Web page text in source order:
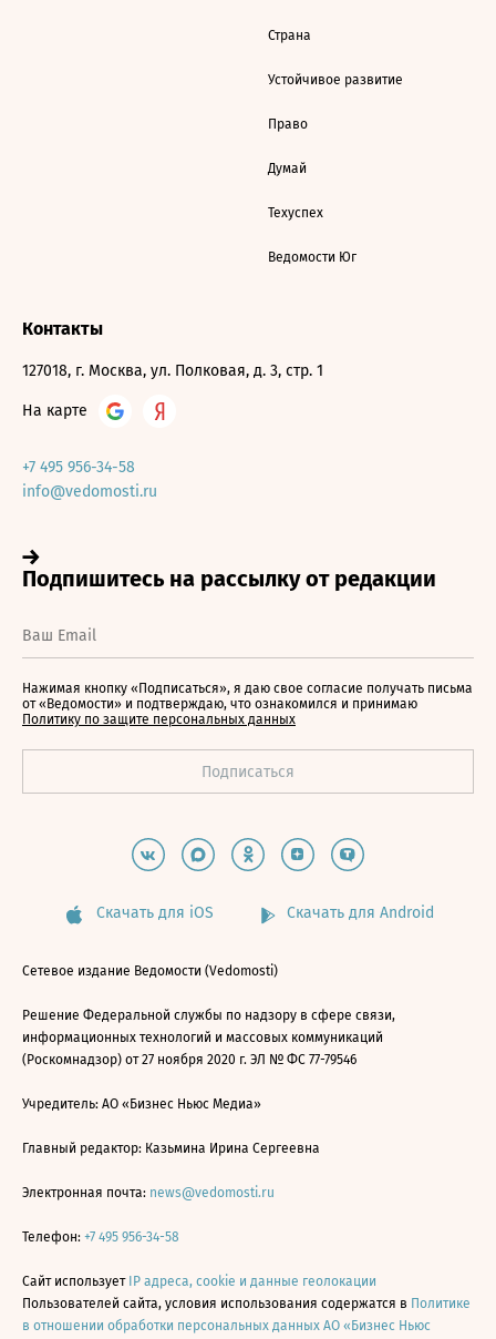
Страна
Устойчивое развитие
Право
Думай
Техуспех
Ведомости Юг
Контакты
127018, г. Москва, ул. Полковая, д. 3, стр. 1
На карте
+7 495 956-34-58
info@vedomosti.ru
Нажимая кнопку «Подписаться», я даю свое согласие получать письма
от «Ведомости» и подтверждаю, что ознакомился и принимаю
Политику по защите персональных данных
Скачать для iOS Скачать для Android
Сетевое издание Ведомости (Vedomosti)
Решение Федеральной службы по надзору в сфере связи,
информационных технологий и массовых коммуникаций
(Роскомнадзор) от 27 ноября 2020 г. ЭЛ № ФС 77-79546
Учредитель: АО «Бизнес Ньюс Медиа»
Главный редактор: Казьмина Ирина Сергеевна
Электронная почта: news@vedomosti.ru
Телефон: +7 495 956-34-58
Сайт использует IP адреса, cookie и данные геолокации
Пользователей сайта, условия использования содержатся в Политике
в отношении обработки персональных данных АО «Бизнес Ньюс